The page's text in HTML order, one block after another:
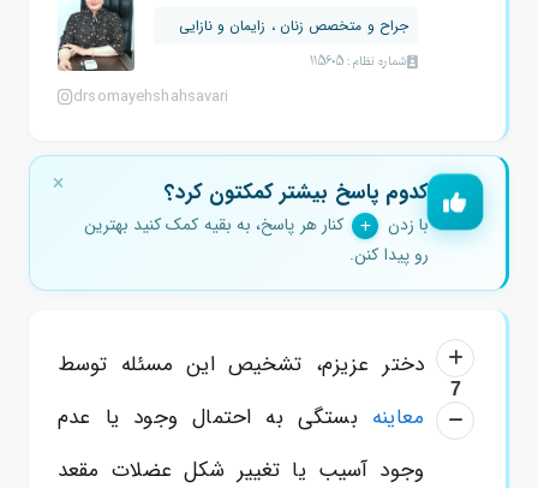
جراح و متخصص زنان ، زایمان و نازایی
شماره نظام: 115605
drsomayehshahsavari
کدوم پاسخ بیشتر کمکتون کرد؟
با زدن
کنار هر پاسخ، به بقیه کمک کنید بهترین
رو پیدا کنن.
7
دختر عزیزم، تشخیص این مسئله توسط
معاینه بستگی به احتمال وجود یا عدم
وجود آسیب یا تغییر شکل عضلات مقعد